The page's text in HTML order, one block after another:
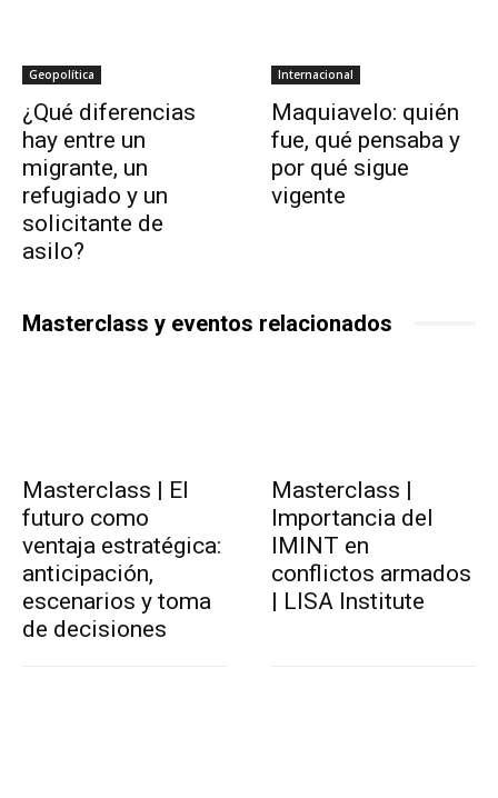
Geopolítica
¿Qué diferencias
hay entre un
migrante, un
refugiado y un
solicitante de
asilo?
Internacional
Maquiavelo: quién
fue, qué pensaba y
por qué sigue
vigente
Masterclass y eventos relacionados
Masterclass | El
futuro como
ventaja estratégica:
anticipación,
escenarios y toma
de decisiones
Masterclass |
Importancia del
IMINT en
conflictos armados
| LISA Institute